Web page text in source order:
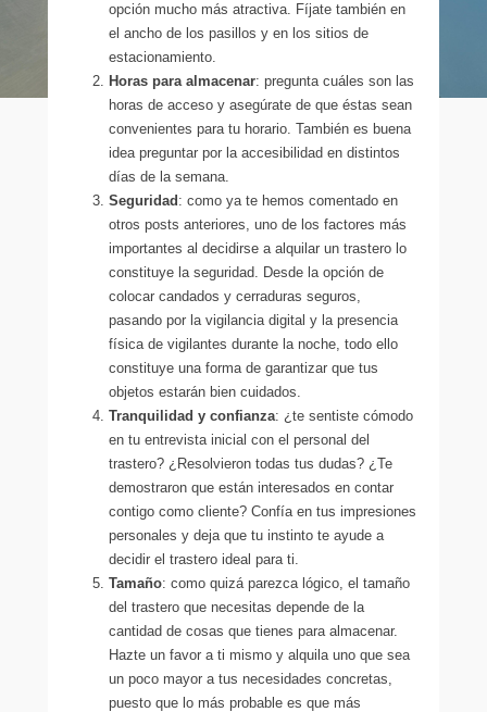
opción mucho más atractiva. Fíjate también en
el ancho de los pasillos y en los sitios de
estacionamiento.
Horas para almacenar: pregunta cuáles son las
horas de acceso y asegúrate de que éstas sean
convenientes para tu horario. También es buena
idea preguntar por la accesibilidad en distintos
días de la semana.
Seguridad : como ya te hemos comentado en
otros posts anteriores, uno de los factores más
importantes al decidirse a alquilar un trastero lo
constituye la seguridad. Desde la opción de
colocar candados y cerraduras seguros,
pasando por la vigilancia digital y la presencia
física de vigilantes durante la noche, todo ello
constituye una forma de garantizar que tus
objetos estarán bien cuidados.
Tranquilidad y confianza: ¿te sentiste cómodo
en tu entrevista inicial con el personal del
trastero? ¿Resolvieron todas tus dudas? ¿Te
demostraron que están interesados en contar
contigo como cliente? Confía en tus impresiones
personales y deja que tu instinto te ayude a
decidir el trastero ideal para ti.
Tamaño: como quizá parezca lógico, el tamaño
del trastero que necesitas depende de la
cantidad de cosas que tienes para almacenar.
Hazte un favor a ti mismo y alquila uno que sea
un poco mayor a tus necesidades concretas,
puesto que lo más probable es que más